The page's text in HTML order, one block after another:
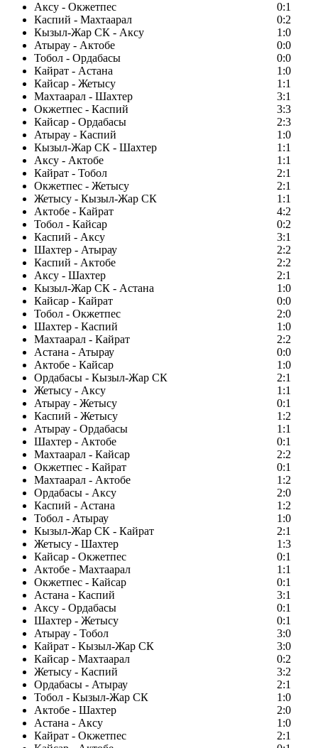
Аксу - Окжетпес
0:1
Каспий - Махтаарал
0:2
Кызыл-Жар СК - Аксу
1:0
Атырау - Актобе
0:0
Тобол - Ордабасы
0:0
Кайрат - Астана
1:0
Кайсар - Жетысу
1:1
Махтаарал - Шахтер
3:1
Окжетпес - Каспий
3:3
Кайсар - Ордабасы
2:3
Атырау - Каспий
1:0
Кызыл-Жар СК - Шахтер
1:1
Аксу - Актобе
1:1
Кайрат - Тобол
2:1
Окжетпес - Жетысу
2:1
Жетысу - Кызыл-Жар СК
1:1
Актобе - Кайрат
4:2
Тобол - Кайсар
0:2
Каспий - Аксу
3:1
Шахтер - Атырау
2:2
Каспий - Актобе
2:2
Аксу - Шахтер
2:1
Кызыл-Жар СК - Астана
1:0
Кайсар - Кайрат
0:0
Тобол - Окжетпес
2:0
Шахтер - Каспий
1:0
Махтаарал - Кайрат
2:2
Астана - Атырау
0:0
Актобе - Кайсар
1:0
Ордабасы - Кызыл-Жар СК
2:1
Жетысу - Аксу
1:1
Атырау - Жетысу
0:1
Каспий - Жетысу
1:2
Атырау - Ордабасы
1:1
Шахтер - Актобе
0:1
Махтаарал - Кайсар
2:2
Окжетпес - Кайрат
0:1
Махтаарал - Актобе
1:2
Ордабасы - Аксу
2:0
Каспий - Астана
1:2
Тобол - Атырау
1:0
Кызыл-Жар СК - Кайрат
2:1
Жетысу - Шахтер
1:3
Кайсар - Окжетпес
0:1
Актобе - Махтаарал
1:1
Окжетпес - Кайсар
0:1
Астана - Каспий
3:1
Аксу - Ордабасы
0:1
Шахтер - Жетысу
0:1
Атырау - Тобол
3:0
Кайрат - Кызыл-Жар СК
3:0
Кайсар - Махтаарал
0:2
Жетысу - Каспий
3:2
Ордабасы - Атырау
2:1
Тобол - Кызыл-Жар СК
1:0
Актобе - Шахтер
2:0
Астана - Аксу
1:0
Кайрат - Окжетпес
2:1